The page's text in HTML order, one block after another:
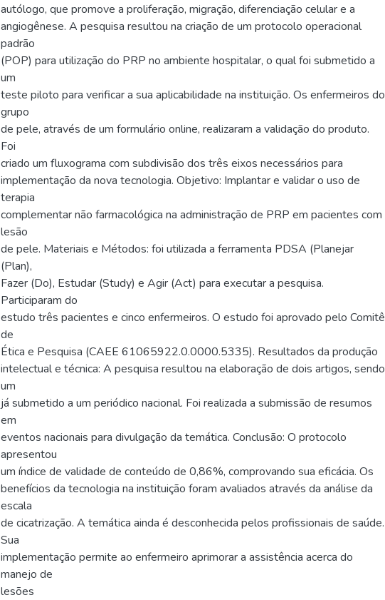
autólogo, que promove a proliferação, migração, diferenciação celular e a
angiogênese. A pesquisa resultou na criação de um protocolo operacional
padrão
(POP) para utilização do PRP no ambiente hospitalar, o qual foi submetido a
um
teste piloto para verificar a sua aplicabilidade na instituição. Os enfermeiros do
grupo
de pele, através de um formulário online, realizaram a validação do produto.
Foi
criado um fluxograma com subdivisão dos três eixos necessários para
implementação da nova tecnologia. Objetivo: Implantar e validar o uso de
terapia
complementar não farmacológica na administração de PRP em pacientes com
lesão
de pele. Materiais e Métodos: foi utilizada a ferramenta PDSA (Planejar
(Plan),
Fazer (Do), Estudar (Study) e Agir (Act) para executar a pesquisa.
Participaram do
estudo três pacientes e cinco enfermeiros. O estudo foi aprovado pelo Comitê
de
Ética e Pesquisa (CAEE 61065922.0.0000.5335). Resultados da produção
intelectual e técnica: A pesquisa resultou na elaboração de dois artigos, sendo
um
já submetido a um periódico nacional. Foi realizada a submissão de resumos
em
eventos nacionais para divulgação da temática. Conclusão: O protocolo
apresentou
um índice de validade de conteúdo de 0,86%, comprovando sua eficácia. Os
benefícios da tecnologia na instituição foram avaliados através da análise da
escala
de cicatrização. A temática ainda é desconhecida pelos profissionais de saúde.
Sua
implementação permite ao enfermeiro aprimorar a assistência acerca do
manejo de
lesões